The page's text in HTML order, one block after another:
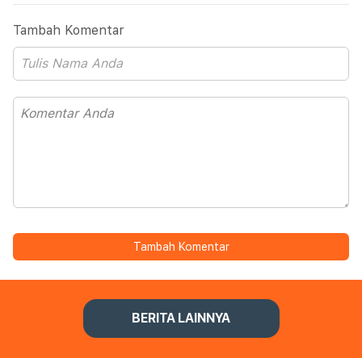
Tambah Komentar
Tambah Komentar
BERITA LAINNYA